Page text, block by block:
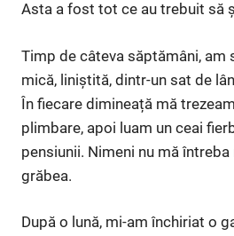
Asta a fost tot ce au trebuit să
Timp de câteva săptămâni, am
mică, liniștită, dintr-un sat de
În fiecare dimineață mă
plimbare, apoi luam un ceai
pensiunii. Nimeni nu mă
grăbea.
După o lună, mi-am închiriat o